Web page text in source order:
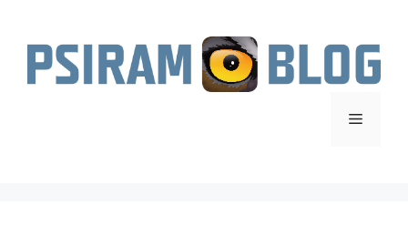
springen
Menü